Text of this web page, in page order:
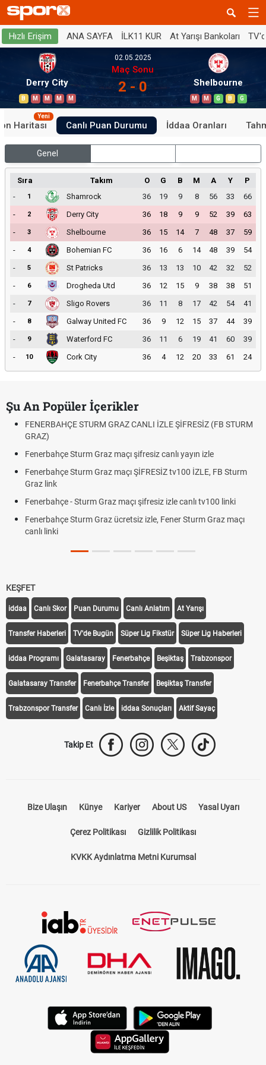
Hızlı Erişim ANA SAYFA İLK11 KUR At Yarışı Bankoları
Derry City
B M M M M
02.05.2025
Maç Sonu
2 - 0 Shelbourne
M M G B G
Haritası
Yeni
Canlı Puan Durumu İddaa Oranları
Genel
Sıra Takım O G B M A Y
P
-
1 Shamrock 36 19 9 8 56 33
66
-
2 Derry City 36 18 9 9 52 39
63
-
3 Shelbourne 36 15 14 7 48 37
59
-
4 Bohemian FC 36 16 6 14 48 39
54
-
5 St Patricks 36 13 13 10 42 32
52
-
6 Drogheda Utd 36 12 15 9 38 38
51
-
7 Sligo Rovers 36 11 8 17 42 54
41
-
8 Galway United FC 36 9 12 15 37 44
39
-
9 Waterford FC 36 11 6 19 41 60
39
-
10 Cork City 36 4 12 20 33 61 24
Şu An Popüler İçerikler
FENERBAHÇE STURM GRAZ CANLI İZLE ŞİFRESİZ (FB STURM
GRAZ)
Fenerbahçe Sturm Graz maçı şifresiz canlı yayın izle
Fenerbahçe Sturm Graz maçı ŞİFRESİZ tv100 İZLE, FB Sturm
Graz link
Fenerbahçe - Sturm Graz maçı şifresiz izle canlı tv100 linki
Fenerbahçe Sturm Graz ücretsiz izle, Fener Sturm Graz maçı
canlı linki
KEŞFET
iddaa Canlı Skor Puan Durumu Canlı Anlatım At Yarışı
Transfer Haberleri TV'de Bugün Süper Lig Fikstür Süper Lig Haberleri
iddaa Programı Galatasaray Fenerbahçe Beşiktaş Trabzonspor
Galatasaray Transfer Fenerbahçe Transfer Beşiktaş Transfer
Trabzonspor Transfer Canlı İzle iddaa Sonuçları Aktif Sayaç
Takip Et
Bize Ulaşın Künye Kariyer About US Yasal Uyarı
Çerez Politikası Gizlilik Politikası
KVKK Aydınlatma Metni Kurumsal